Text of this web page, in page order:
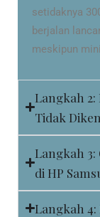
setidaknya
berjalan
meskipun
Langkah
Tidak
Langkah 3:
di HP
Langkah 4: